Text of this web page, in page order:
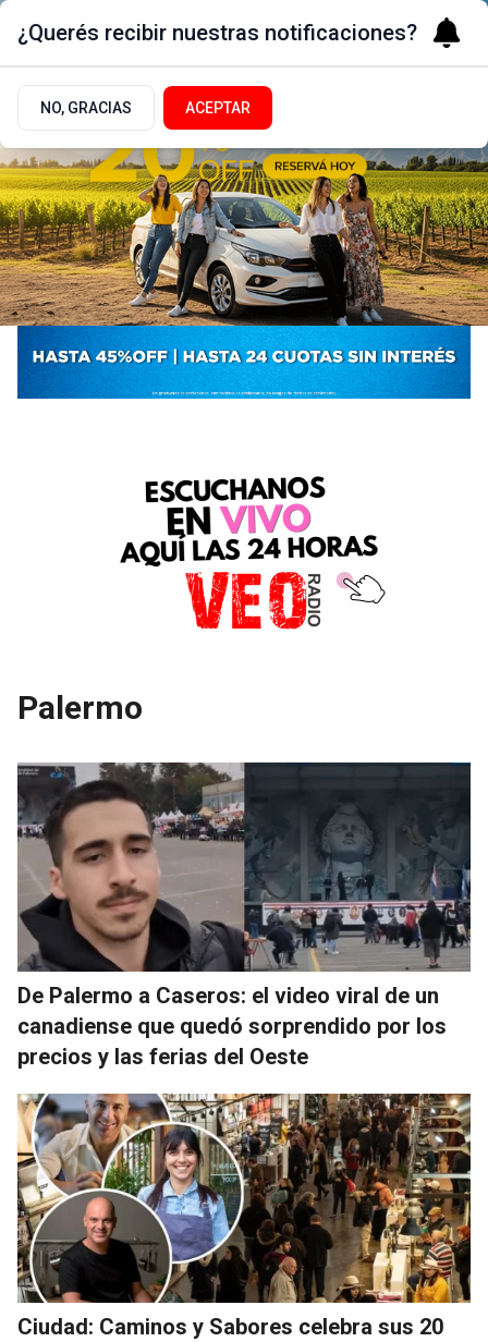
Palermo
De Palermo a Caseros: el video viral de un
canadiense que quedó sorprendido por los
precios y las ferias del Oeste
Ciudad: Caminos y Sabores celebra sus 20
¿Querés recibir nuestras notificaciones?
NO, GRACIAS ACEPTAR